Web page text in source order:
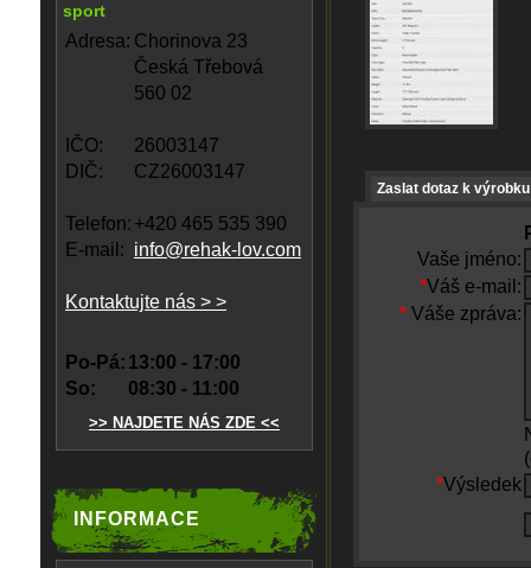
sport
Adresa: Chorinova 23
Česká Třebová
560 02
IČO:
26003147
DIČ:
CZ26003147
Telefon: +420 465 535 390
E-mail: info@rehak-lov.com
Kontaktujte nás > >
Po-Pá: 13:00 - 17:00
So:
08:30 - 11:00
>> NAJDETE NÁS ZDE <<
INFORMACE
Zaslat dotaz k výrobku
Vaše jméno:
*Váš e-mail:
* Váše zpráva:
*Výsledek